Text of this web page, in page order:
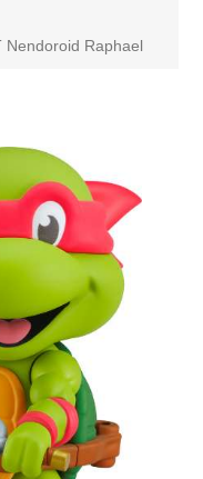
Nendoroid Raphael